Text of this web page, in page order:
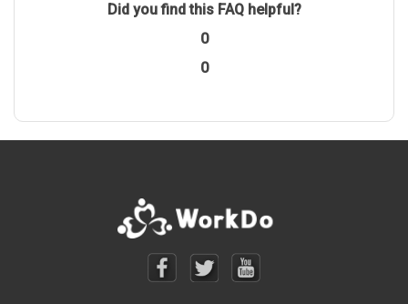
Did you find this FAQ helpful?
0
0